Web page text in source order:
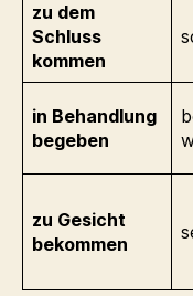
zu dem
Schluss
kommen
in Behandlung
begeben
zu Gesicht
bekommen